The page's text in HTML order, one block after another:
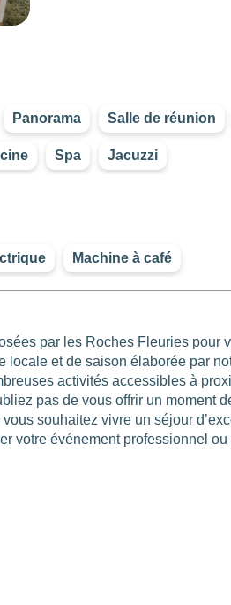
Panorama Salle de réunion
Spa
Jacuzzi
Machine à café
par les Roches Fleuries pour
et de saison élaborée par
activités accessibles à
pas de vous offrir un moment
souhaitez vivre un séjour
votre événement professionnel
710